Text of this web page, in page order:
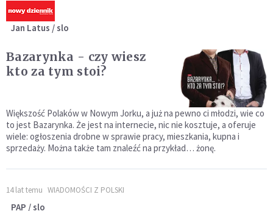
Jan Latus / slo
Bazarynka - czy wiesz
kto za tym stoi?
Większość Polaków w Nowym Jorku, a już na pewno ci młodzi, wie co
to jest Bazarynka. Że jest na internecie, nic nie kosztuje, a oferuje
wiele: ogłoszenia drobne w sprawie pracy, mieszkania, kupna i
sprzedaży. Można także tam znaleźć na przykład… żonę.
14 lat temu WIADOMOŚCI Z POLSKI
PAP / slo